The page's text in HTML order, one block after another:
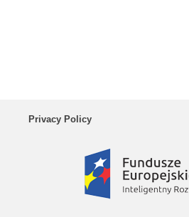
Privacy Policy